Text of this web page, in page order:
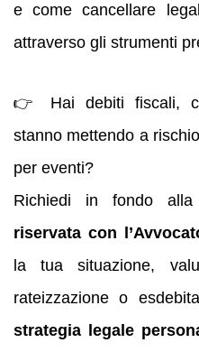
e come cancellare
attraverso gli strumenti
👉 Hai debiti fiscali,
stanno mettendo a
per eventi?
Richiedi in fondo
riservata con
la tua situazione,
rateizzazione o
strategia legale